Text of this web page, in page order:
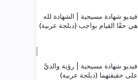
فيديو شهادة مسيحية | الشهادة لله
هي حقًا القيام بواجب (دبلجة عربية)
فيديو شهادة مسيحية | رؤية والديَّ
على حقيقتهما (دبلجة عربية)